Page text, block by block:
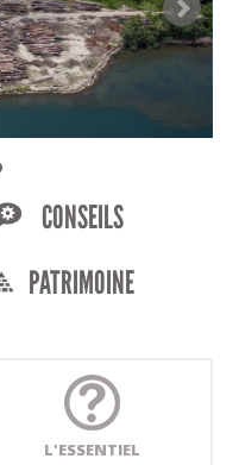
CONSEILS
PATRIMOINE
L'ESSENTIEL